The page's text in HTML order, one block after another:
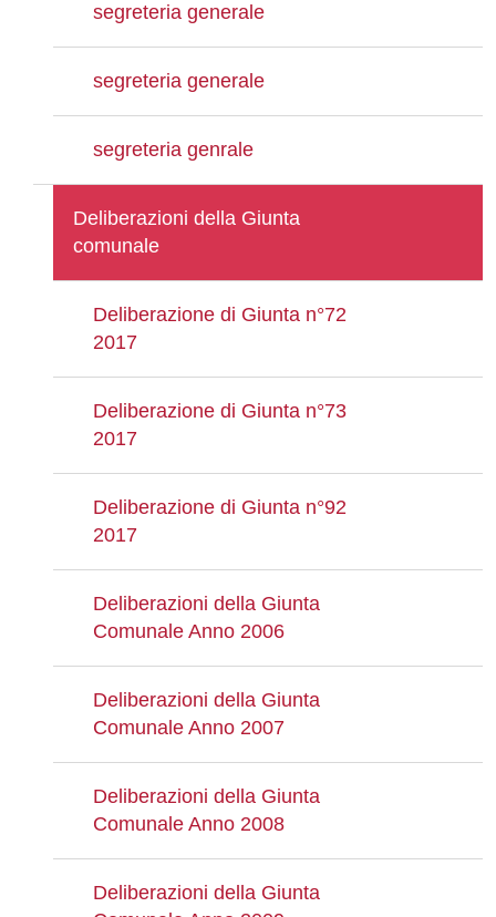
segreteria generale
segreteria generale
segreteria genrale
Deliberazioni della Giunta
comunale
Deliberazione di Giunta n°72
2017
Deliberazione di Giunta n°73
2017
Deliberazione di Giunta n°92
2017
Deliberazioni della Giunta
Comunale Anno 2006
Deliberazioni della Giunta
Comunale Anno 2007
Deliberazioni della Giunta
Comunale Anno 2008
Deliberazioni della Giunta